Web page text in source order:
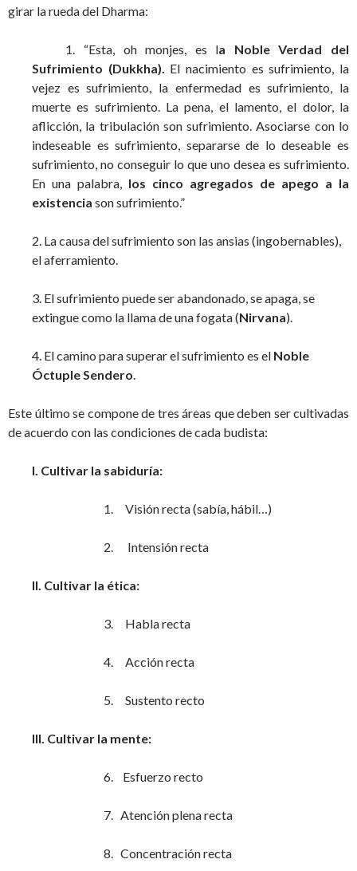
girar la rueda del Dharma:
1. “Esta, oh monjes, es la Noble Verdad del
Sufrimiento (Dukkha). El nacimiento es sufrimiento, la
vejez es sufrimiento, la enfermedad es sufrimiento, la
muerte es sufrimiento. La pena, el lamento, el dolor, la
aflicción, la tribulación son sufrimiento. Asociarse con lo
indeseable es sufrimiento, separarse de lo deseable es
sufrimiento, no conseguir lo que uno desea es sufrimiento.
En una palabra, los cinco agregados de apego a la
existencia son sufrimiento.”
2. La causa del sufrimiento son las ansias (ingobernables),
el aferramiento.
3. El sufrimiento puede ser abandonado, se apaga, se
extingue como la llama de una fogata (Nirvana).
4. El camino para superar el sufrimiento es el Noble
Óctuple Sendero
Este último se compone de tres áreas que deben ser cultivadas
de acuerdo con las condiciones de cada budista:
I. Cultivar la sabiduría:
1. Visión recta (sabía, hábil…)
2. Intensión recta
II. Cultivar la ética:
3. Habla recta
4. Acción recta
5. Sustento recto
III. Cultivar la mente:
6. Esfuerzo recto
7. Atención plena recta
8. Concentración recta